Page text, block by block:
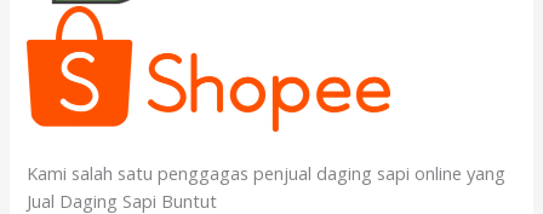
Kami salah satu penggagas penjual daging sapi online yang
Jual Daging Sapi Buntut